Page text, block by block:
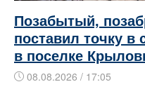
Позабытый,
поставил точку в
в поселке
08.08.2026 / 17:05